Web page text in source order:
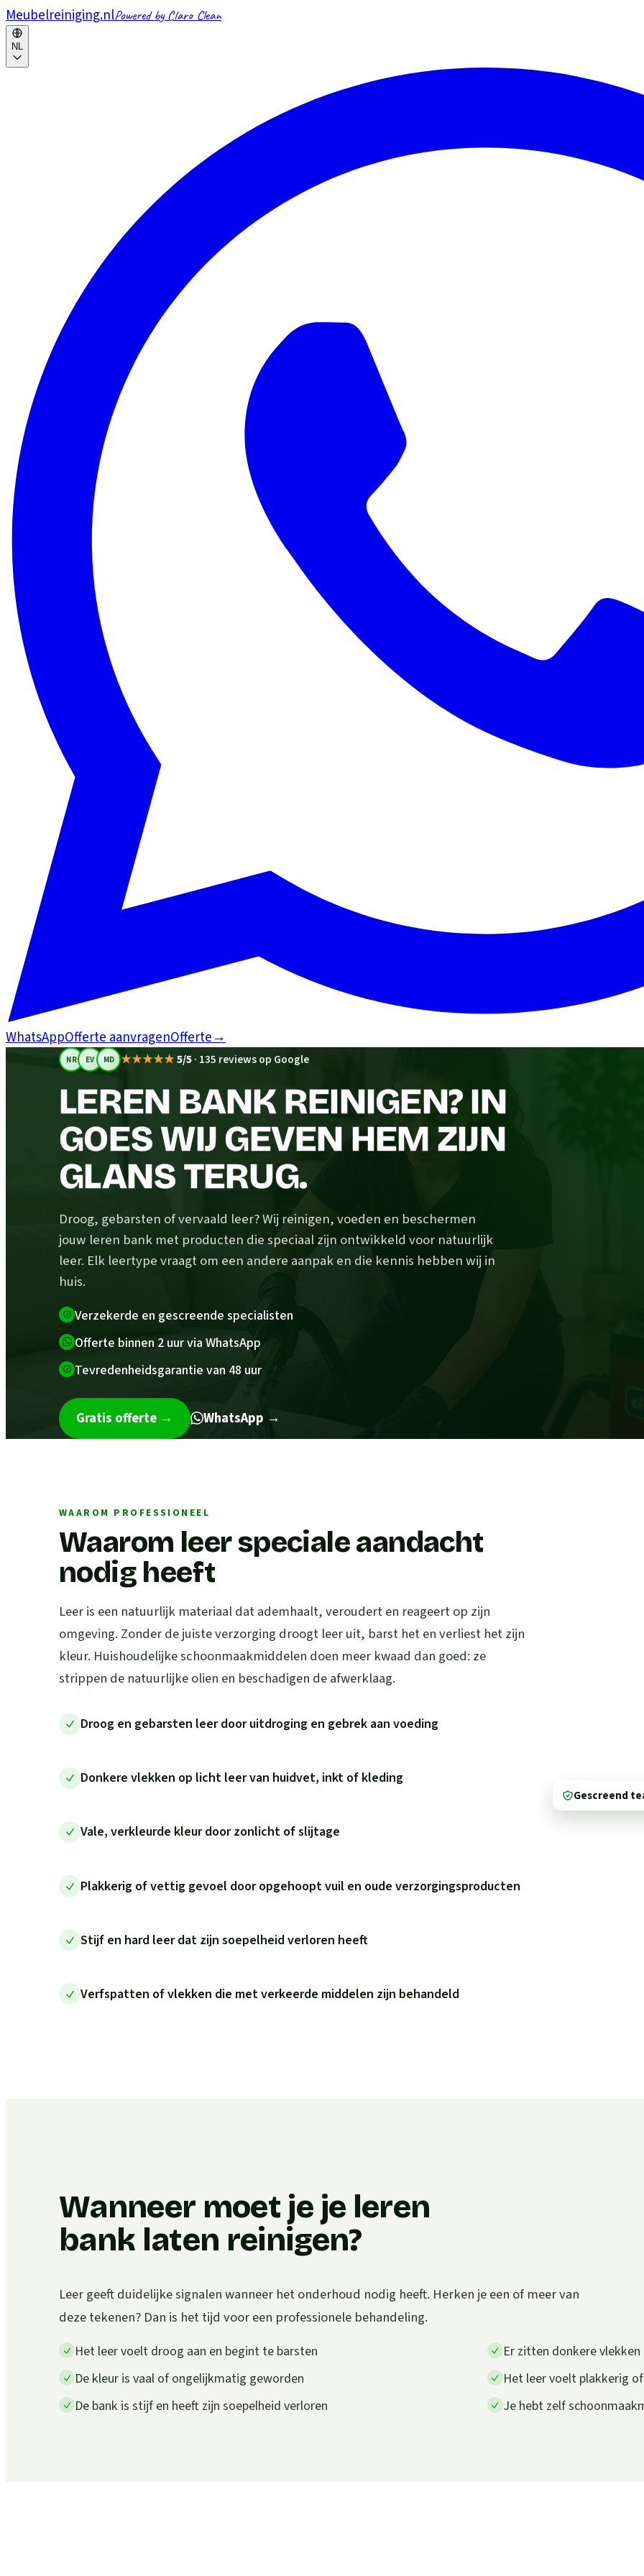
Meubelreiniging.nlPowered by Claro Clean
NL
WhatsAppOfferte aanvragenOfferte→
NR EV MD ★★★★★5/5· 135 reviews op Google
LEREN BANK REINIGEN? IN
GOES WIJ GEVEN HEM ZIJN
GLANS TERUG.
Droog, gebarsten of vervaald leer? Wij reinigen, voeden en beschermen
jouw leren bank met producten die speciaal zijn ontwikkeld voor natuurlijk
leer. Elk leertype vraagt om een andere aanpak en die kennis hebben wij in
huis.
Verzekerde en gescreende specialisten
Offerte binnen 2 uur via WhatsApp
Tevredenheidsgarantie van 48 uur
Gratis offerte → WhatsApp →
WAAROM PROFESSIONEEL
Waarom leer speciale aandacht
nodig heeft
Leer is een natuurlijk materiaal dat ademhaalt, veroudert en reageert op zijn
omgeving. Zonder de juiste verzorging droogt leer uit, barst het en verliest het zijn
kleur. Huishoudelijke schoonmaakmiddelen doen meer kwaad dan goed: ze
strippen de natuurlijke olien en beschadigen de afwerklaag.
Droog en gebarsten leer door uitdroging en gebrek aan voeding
Donkere vlekken op licht leer van huidvet, inkt of kleding
Vale, verkleurde kleur door zonlicht of slijtage
Plakkerig of vettig gevoel door opgehoopt vuil en oude verzorgingsproducten
Stijf en hard leer dat zijn soepelheid verloren heeft
Verfspatten of vlekken die met verkeerde middelen zijn behandeld
Gescreend
Wanneer moet je je leren
bank laten reinigen?
Leer geeft duidelijke signalen wanneer het onderhoud nodig heeft. Herken je een of meer van
deze tekenen? Dan is het tijd voor een professionele behandeling.
Het leer voelt droog aan en begint te barsten
Er zitten donkere
De kleur is vaal of ongelijkmatig geworden
Het leer voelt plakkerig
De bank is stijf en heeft zijn soepelheid verloren
Je hebt zelf